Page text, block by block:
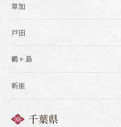
草加
戸田
鶴ヶ島
新座
千葉県